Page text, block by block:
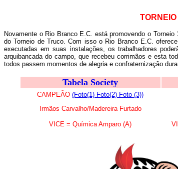
TORNEIO
Novamente o Rio Branco E.C. está promovendo o
do Torneio de Truco. Com isso o Rio Branco E.C.
executadas em suas instalações, os trabalhadores
arquibancada do campo, que recebeu corrimãos e esta
todos passem momentos de alegria e confraternização
Tabela Society
CAMPEÃO (Foto(1) Foto(2) Foto (3))
Irmãos Carvalho/Madereira Furtado
VICE = Química Amparo (A)